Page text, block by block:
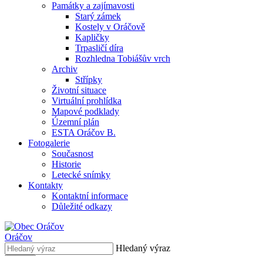
Památky a zajímavosti
Starý zámek
Kostely v Oráčově
Kapličky
Trpasličí díra
Rozhledna Tobiášův vrch
Archiv
Střípky
Životní situace
Virtuální prohlídka
Mapové podklady
Územní plán
ESTA Oráčov B.
Fotogalerie
Současnost
Historie
Letecké snímky
Kontakty
Kontaktní informace
Důležité odkazy
Oráčov
Hledaný výraz